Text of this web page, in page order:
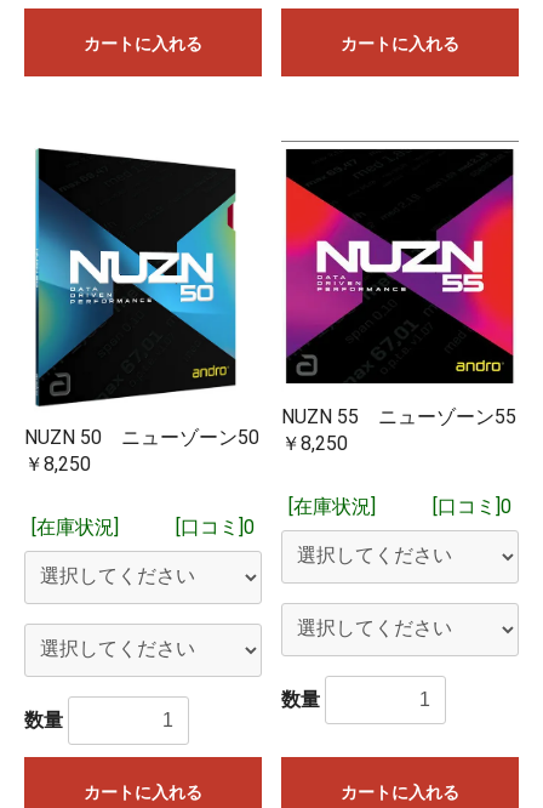
カートに入れる カートに入れる
NUZN 50 ニューゾーン50
￥8,250
[在庫状況] [口コミ]0
数量
カートに入れる
NUZN 55 ニューゾーン55
￥8,250
[在庫状況] [口コミ]0
数量
カートに入れる
お買い物を続ける カートへ進む
他のネット店舗でも在庫を共有しており、在庫有りとなって
いる場合でも在庫切れしていることもございますことをご了
あれば、基本的に即日ご発送を予定しております。